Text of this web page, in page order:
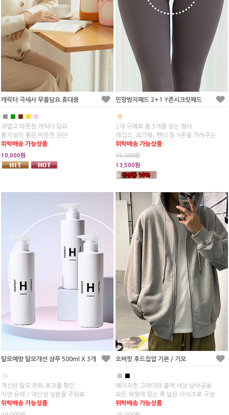
캐릭터 극세사 무릎담요 휴대용
■ ■ ■
귀엽고 따뜻한 캐릭터 담요
통기성이 좋은 따뜻한 원단
위탁배송 가능상품
10,000원
민망방지패드 2+1 Y존시크릿패드
2개 구매로 총 3개를 얻는 행사
레깅스, 요가복, 팬티 등 Y존을 가려주는
위탁배송 가능상품
15,000원
13,500원
탈모예방 탈모개선 샴푸 500ml X 3개
개선된 탈모 완화 효과를 확인
자연 유래 / 약산성 성분을 주원료
위탁배송 가능상품
오버핏 후드집업 기본 / 기모
■ ■
베이직한 그레이와 블랙 색상 남녀공용
모든 체형에 맞는 폭 넓은 사이즈로 구성
위탁배송 가능상품